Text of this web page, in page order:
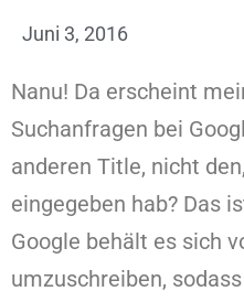
Juni 3, 2016
Nanu! Da erscheint
Suchanfragen bei
anderen Title, nicht
eingegeben hab? Das
Google behält es sich
umzuschreiben,